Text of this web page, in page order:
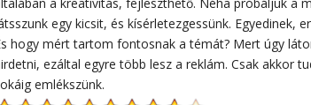
egy kicsit, és kísérletezgessünk.
hogy mért tartom fontosnak a témát? Mert úgy
ezáltal egyre több lesz a reklám. Csak akkor
emlékszünk.